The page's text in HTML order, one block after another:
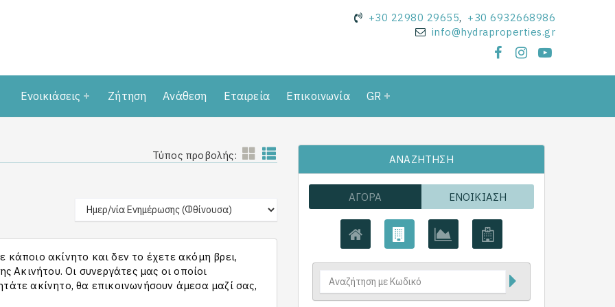
+30 22980 29655, +30 6932668986
info@hydraproperties.gr
Ενοικιάσεις Ζήτηση Ανάθεση Εταιρεία Επικοινωνία GR
Τύπος προβολής:
ακίνητο και δεν το έχετε ακόμη βρει,
Οι συνεργάτες μας οι οποίοι
ακίνητο, θα επικοινωνήσουν άμεσα μαζί σας,
ΑΝΑΖΉΤΗΣΗ
ΑΓΟΡΆ ΕΝΟΙΚΊΑΣΗ